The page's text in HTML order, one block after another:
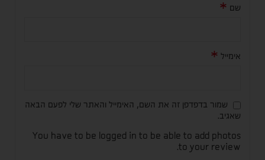
שם *
אימייל *
שמור בדפדפן זה את השם, האימייל והאתר שלי לפעם הבאה
שאגיב.
You have to be logged in to be able to add photos
to your review.